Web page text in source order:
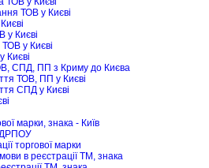
ТОВ у Києві
у Києві
у Києві
Києві
СПД, ПП з Криму до Києва
ТОВ, ПП у Києві
СПД у Києві
марки, знака - Київ
торгової марки
в реєстрації ТМ, знака